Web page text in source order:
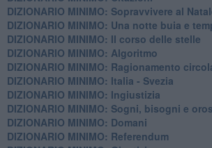
DIZIONARIO MINIMO: ​Sopravvivere al
DIZIONARIO MINIMO: ​Una notte buia e
DIZIONARIO MINIMO: Il corso delle stelle
DIZIONARIO MINIMO: Algoritmo
DIZIONARIO MINIMO: Ragionamento
DIZIONARIO MINIMO: Italia - Svezia
DIZIONARIO MINIMO: ​Ingiustizia
DIZIONARIO MINIMO: ​Sogni, bisogni e
DIZIONARIO MINIMO: Domani
DIZIONARIO MINIMO: Referendum